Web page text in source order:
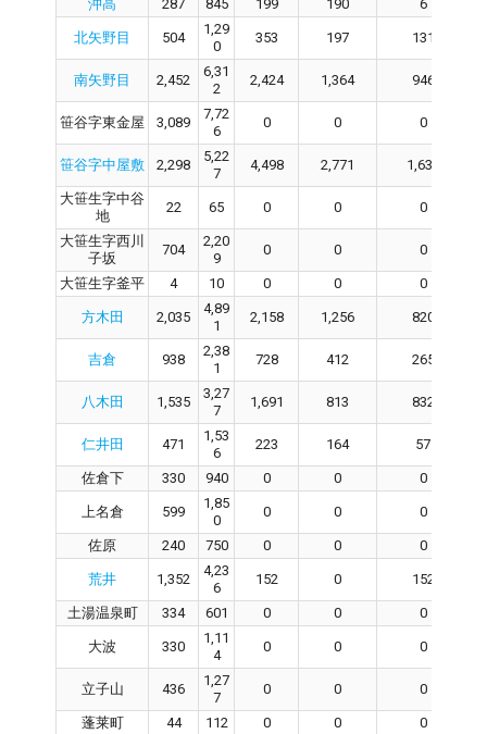
沖高
287 845 199 190 6
北矢野目 504
1,29
0
353 197 131
南矢野目 2,452
6,31
2
2,424 1,364 946
笹谷字東金屋 3,089
7,72
6
0 0 0
笹谷字中屋敷 2,298
5,22
7
4,498 2,771 1,633
大笹生字中谷
地
22 65 0 0 0
大笹生字西川
子坂
704
2,20
9
0 0 0
大笹生字釜平 4 10 0 0 0
方木田 2,035
4,89
1
2,158 1,256 820
吉倉 938
2,38
1
728 412 265
八木田 1,535
3,27
7
1,691 813 832
仁井田 471
1,53
6
223 164 57
佐倉下 330 940 0 0 0
上名倉 599
1,85
0
0 0 0
佐原 240 750 0 0 0
荒井 1,352
4,23
6
152 0 152
土湯温泉町 334 601 0 0 0
大波 330
1,11
4
0 0 0
立子山 436
1,27
7
0 0 0
蓬莱町 44 112 0 0
0